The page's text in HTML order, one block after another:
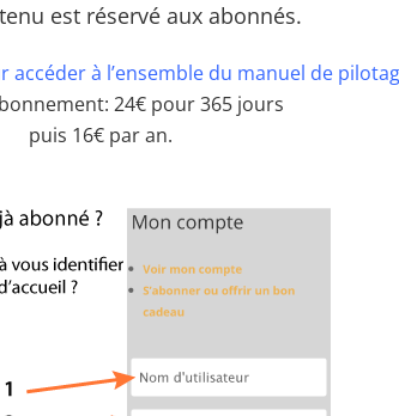
est réservé aux abonnés.
accéder à l’ensemble du manuel de
24€ pour 365 jours
puis 16€ par an.